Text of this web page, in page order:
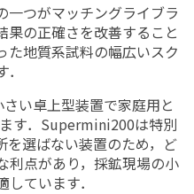
一つがマッチングライブラ
果の正確さを改善すること
た地質系試料の幅広いスク
い卓上型装置で家庭用と
す．Supermini200は特別
を選ばない装置のため，ど
利点があり，採鉱現場の小
ています．